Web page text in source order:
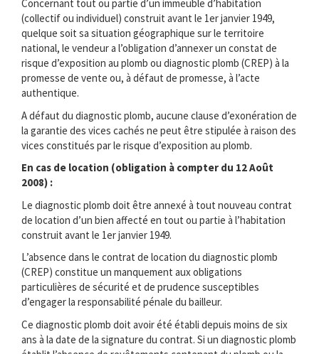
Concernant tout ou partie d’un immeuble d’habitation
(collectif ou individuel) construit avant le 1er janvier 1949,
quelque soit sa situation géographique sur le territoire
national, le vendeur a l’obligation d’annexer un constat de
risque d’exposition au plomb ou diagnostic plomb (CREP) à la
promesse de vente ou, à défaut de promesse, à l’acte
authentique.
A défaut du diagnostic plomb, aucune clause d’exonération de
la garantie des vices cachés ne peut être stipulée à raison des
vices constitués par le risque d’exposition au plomb.
En cas de location (obligation à compter du 12 Août
2008) :
Le diagnostic plomb doit être annexé à tout nouveau contrat
de location d’un bien affecté en tout ou partie à l’habitation
construit avant le 1er janvier 1949.
L’absence dans le contrat de location du diagnostic plomb
(CREP) constitue un manquement aux obligations
particulières de sécurité et de prudence susceptibles
d’engager la responsabilité pénale du bailleur.
Ce diagnostic plomb doit avoir été établi depuis moins de six
ans à la date de la signature du contrat. Si un diagnostic plomb